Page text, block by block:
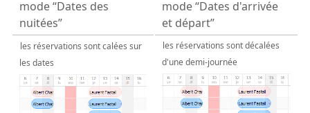
mode “Dates des
nuitées”
mode “Dates d'arrivée
et départ”
les réservations sont calées sur
les dates
les réservations sont décalées
d'une demi-journée